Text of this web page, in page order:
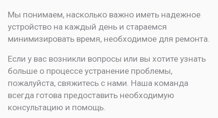
Мы понимаем, насколько важно иметь надежное
устройство на каждый день и стараемся
минимизировать время, необходимое для ремонта.
Если у вас возникли вопросы или вы хотите узнать
больше о процессе устранение проблемы,
пожалуйста, свяжитесь с нами. Наша команда
всегда готова предоставить необходимую
консультацию и помощь.